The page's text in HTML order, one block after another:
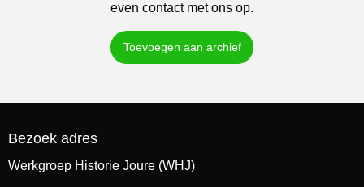
even contact met ons op.
Toevoegen aan archief
Bezoek adres
Werkgroep Historie Joure (WHJ)